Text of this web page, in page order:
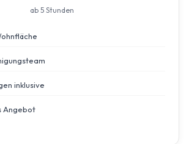
ab 5 Stunden
inklusive
Angebot